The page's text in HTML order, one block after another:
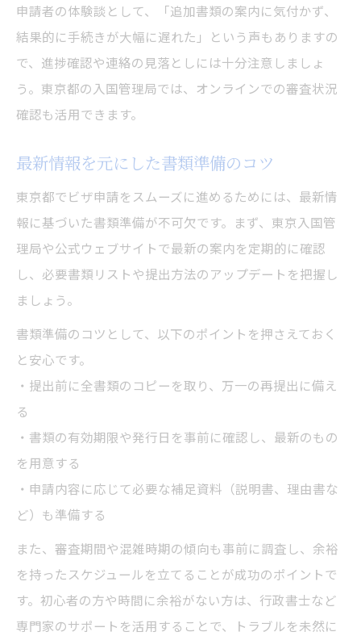
申請者の体験談として、「追加書類の案内に気付かず、
結果的に手続きが大幅に遅れた」という声もありますの
で、進捗確認や連絡の見落としには十分注意しましょ
う。東京都の入国管理局では、オンラインでの審査状況
確認も活用できます。
最新情報を元にした書類準備のコツ
東京都でビザ申請をスムーズに進めるためには、最新情
報に基づいた書類準備が不可欠です。まず、東京入国管
理局や公式ウェブサイトで最新の案内を定期的に確認
し、必要書類リストや提出方法のアップデートを把握し
ましょう。
書類準備のコツとして、以下のポイントを押さえておく
と安心です。
・提出前に全書類のコピーを取り、万一の再提出に備え
る
・書類の有効期限や発行日を事前に確認し、最新のもの
を用意する
・申請内容に応じて必要な補足資料（説明書、理由書な
ど）も準備する
また、審査期間や混雑時期の傾向も事前に調査し、余裕
を持ったスケジュールを立てることが成功のポイントで
す。初心者の方や時間に余裕がない方は、行政書士など
専門家のサポートを活用することで、トラブルを未然に